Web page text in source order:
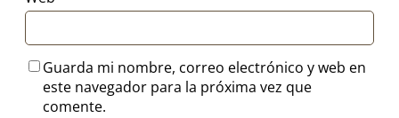
Guarda mi nombre, correo electrónico y web en
este navegador para la próxima vez que
comente.